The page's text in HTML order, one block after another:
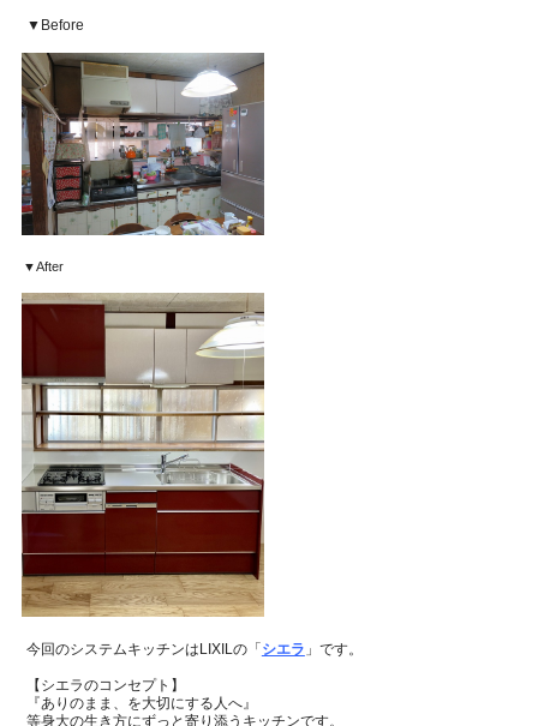
▼Before
▼After
今回のシステムキッチンはLIXILの「 シエラ 」 です。
【シエラのコンセプト】
『ありのまま、を大切にする人へ』
等身大の生き方にずっと寄り添うキッチンです。